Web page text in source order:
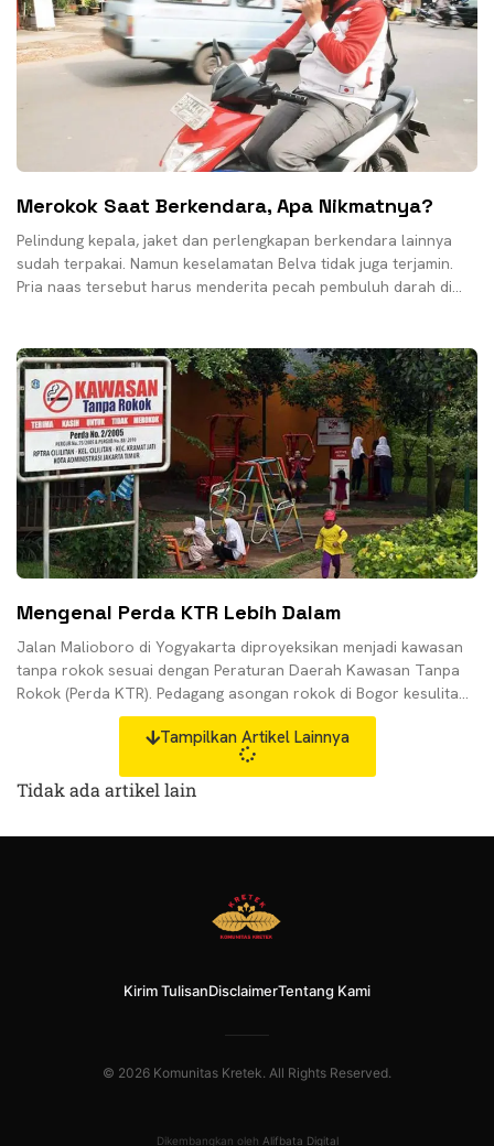
Merokok Saat Berkendara, Apa Nikmatnya?
Pelindung kepala, jaket dan perlengkapan berkendara lainnya
sudah terpakai. Namun keselamatan Belva tidak juga terjamin.
Pria naas tersebut harus menderita pecah pembuluh darah di
Mengenal Perda KTR Lebih Dalam
Jalan Malioboro di Yogyakarta diproyeksikan menjadi kawasan
tanpa rokok sesuai dengan Peraturan Daerah Kawasan Tanpa
Rokok (Perda KTR). Pedagang asongan rokok di Bogor kesulitan
Tampilkan Artikel Lainnya
Tidak ada artikel lain
Kirim TulisanDisclaimerTentang Kami
© 2026 Komunitas Kretek. All Rights Reserved.
Dikembangkan oleh Alifbata Digital